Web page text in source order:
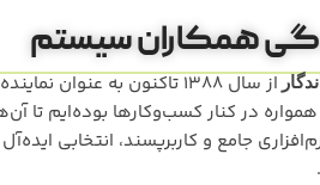
همکاران سیستم
از سال 1388 تاکنون به عنوان نماینده رسمی
همواره در کنار کسب‌وکارها بوده‌ایم تا
جامع و کاربرپسند، انتخابی